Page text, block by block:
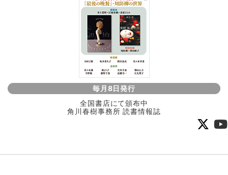
毎月8日発行
全国書店にて頒布中
角川春樹事務所 読書情報誌